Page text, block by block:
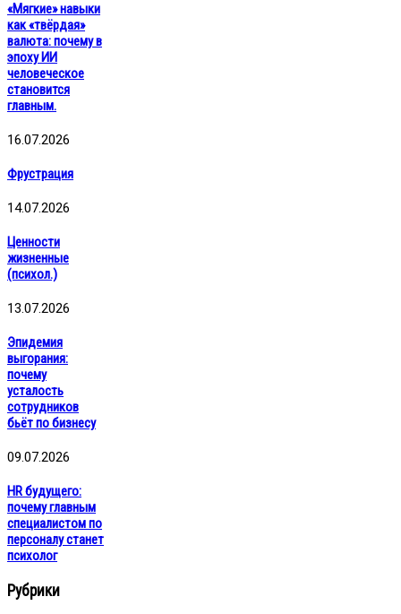
«Мягкие» навыки
как «твёрдая»
валюта: почему в
эпоху ИИ
человеческое
становится
главным.
16.07.2026
Фрустрация
14.07.2026
Ценности
жизненные
(психол.)
13.07.2026
Эпидемия
выгорания:
почему
усталость
сотрудников
бьёт по бизнесу
09.07.2026
HR будущего:
почему главным
специалистом по
персоналу станет
психолог
Рубрики